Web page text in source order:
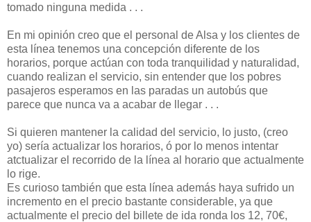
tomado ninguna medida . . .
En mi opinión creo que el personal de Alsa y los clientes de
esta línea tenemos una concepción diferente de los
horarios, porque actúan con toda tranquilidad y naturalidad,
cuando realizan el servicio, sin entender que los pobres
pasajeros esperamos en las paradas un autobús que
parece que nunca va a acabar de llegar . . .
Si quieren mantener la calidad del servicio, lo justo, (creo
yo) sería actualizar los horarios, ó por lo menos intentar
atctualizar el recorrido de la línea al horario que actualmente
lo rige.
Es curioso también que esta línea además haya sufrido un
incremento en el precio bastante considerable, ya que
actualmente el precio del billete de ida ronda los 12, 70€,